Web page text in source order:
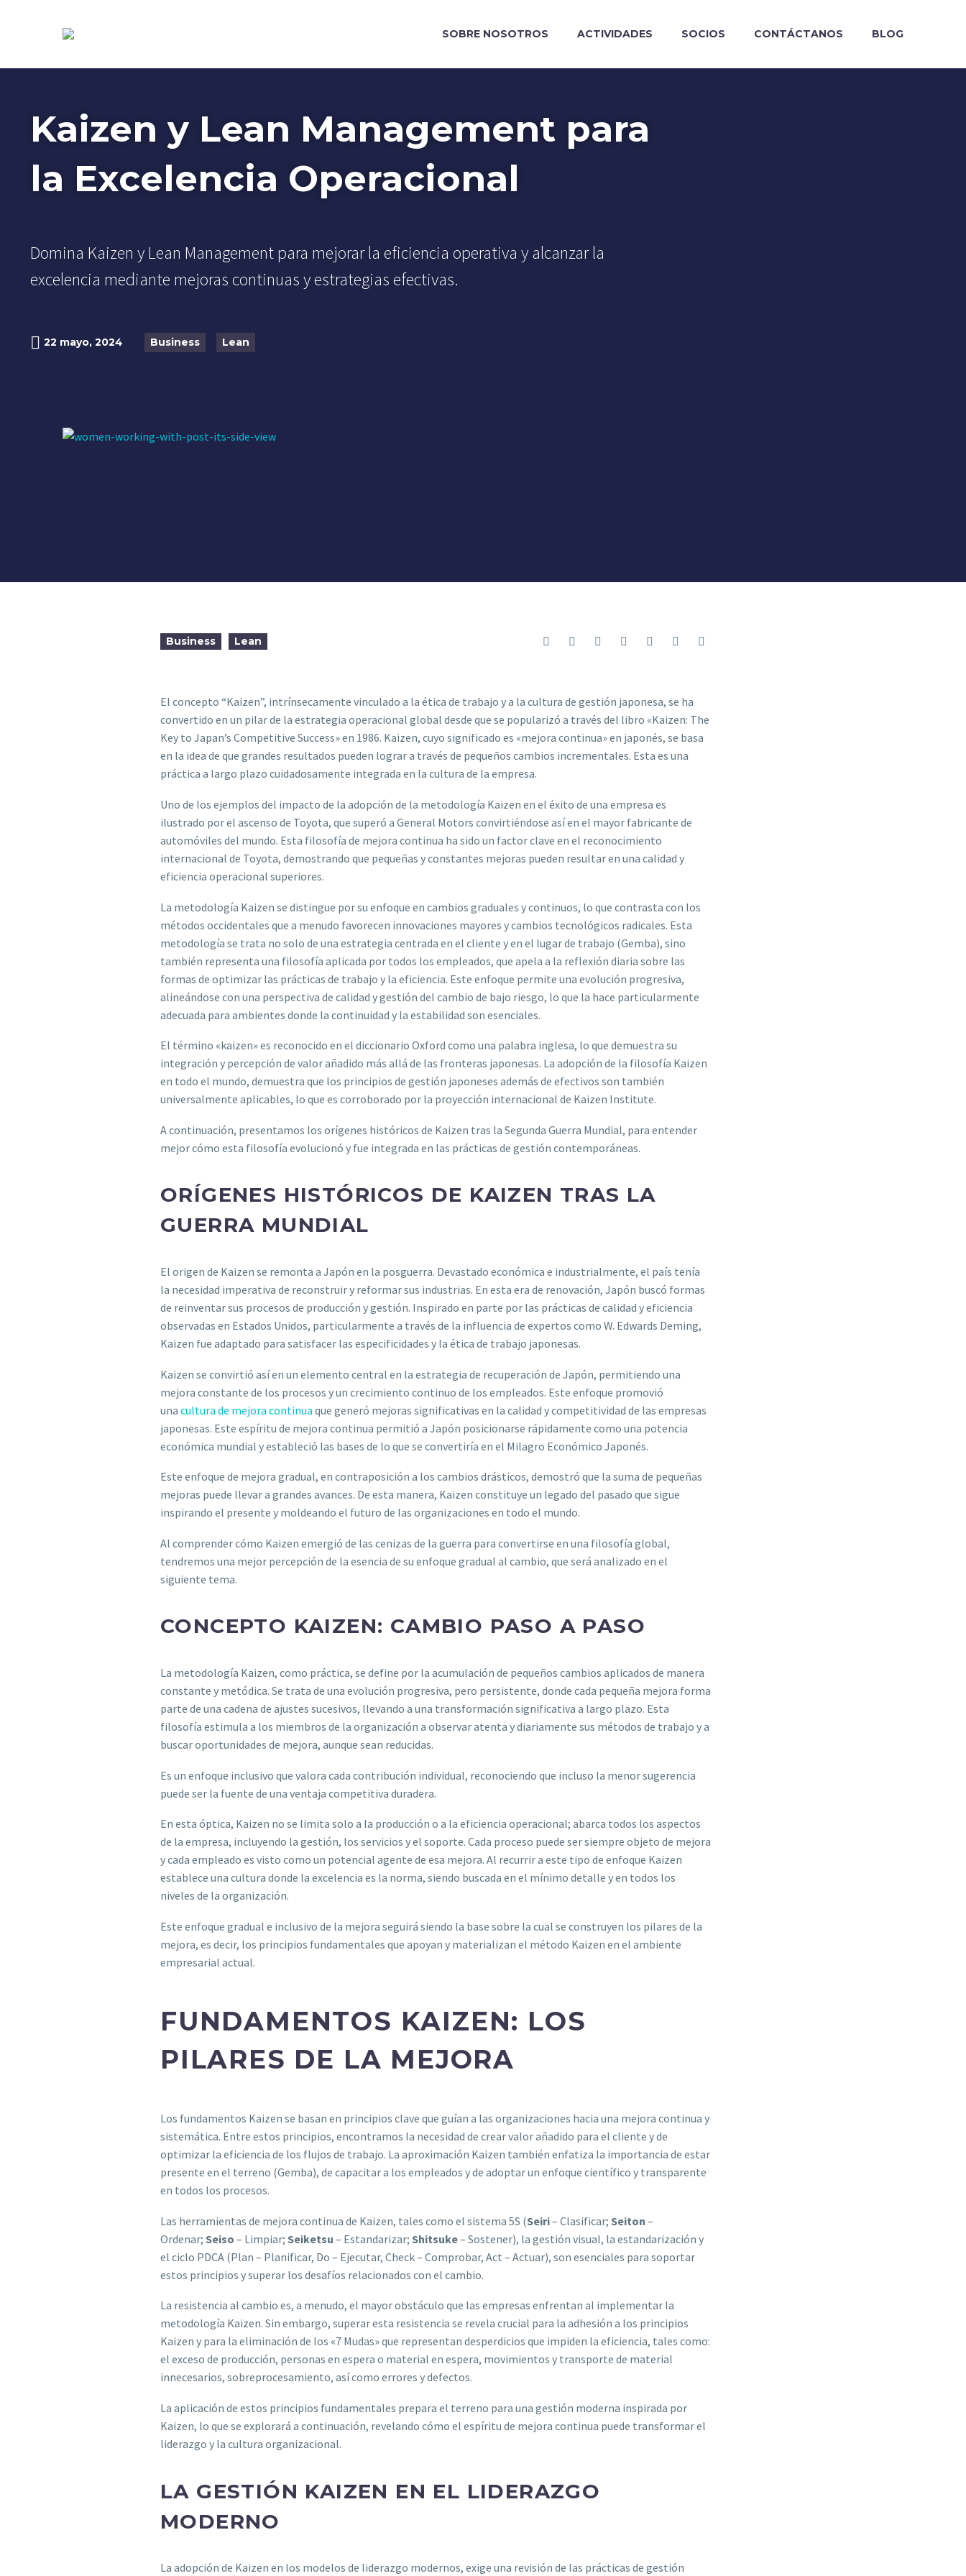
SOBRE NOSOTROS ACTIVIDADES SOCIOS CONTÁCTANOS BLOG
Kaizen y Lean Management para
la Excelencia Operacional
Domina Kaizen y Lean Management para mejorar la eficiencia operativa y alcanzar la
excelencia mediante mejoras continuas y estrategias efectivas.
22 mayo, 2024 Business Lean
Business Lean
El concepto “Kaizen”, intrínsecamente vinculado a la ética de trabajo y a la cultura de gestión japonesa, se ha
convertido en un pilar de la estrategia operacional global desde que se popularizó a través del libro «Kaizen: The
Key to Japan’s Competitive Success» en 1986. Kaizen, cuyo significado es «mejora continua» en japonés, se basa
en la idea de que grandes resultados pueden lograr a través de pequeños cambios incrementales. Esta es una
práctica a largo plazo cuidadosamente integrada en la cultura de la empresa.
Uno de los ejemplos del impacto de la adopción de la metodología Kaizen en el éxito de una empresa es
ilustrado por el ascenso de Toyota, que superó a General Motors convirtiéndose así en el mayor fabricante de
automóviles del mundo. Esta filosofía de mejora continua ha sido un factor clave en el reconocimiento
internacional de Toyota, demostrando que pequeñas y constantes mejoras pueden resultar en una calidad y
eficiencia operacional superiores.
La metodología Kaizen se distingue por su enfoque en cambios graduales y continuos, lo que contrasta con los
métodos occidentales que a menudo favorecen innovaciones mayores y cambios tecnológicos radicales. Esta
metodología se trata no solo de una estrategia centrada en el cliente y en el lugar de trabajo (Gemba), sino
también representa una filosofía aplicada por todos los empleados, que apela a la reflexión diaria sobre las
formas de optimizar las prácticas de trabajo y la eficiencia. Este enfoque permite una evolución progresiva,
alineándose con una perspectiva de calidad y gestión del cambio de bajo riesgo, lo que la hace particularmente
adecuada para ambientes donde la continuidad y la estabilidad son esenciales.
El término «kaizen» es reconocido en el diccionario Oxford como una palabra inglesa, lo que demuestra su
integración y percepción de valor añadido más allá de las fronteras japonesas. La adopción de la filosofía Kaizen
en todo el mundo, demuestra que los principios de gestión japoneses además de efectivos son también
universalmente aplicables, lo que es corroborado por la proyección internacional de Kaizen Institute.
A continuación, presentamos los orígenes históricos de Kaizen tras la Segunda Guerra Mundial, para entender
mejor cómo esta filosofía evolucionó y fue integrada en las prácticas de gestión contemporáneas.
ORÍGENES HISTÓRICOS DE KAIZEN TRAS LA
GUERRA MUNDIAL
El origen de Kaizen se remonta a Japón en la posguerra. Devastado económica e industrialmente, el país tenía
la necesidad imperativa de reconstruir y reformar sus industrias. En esta era de renovación, Japón buscó formas
de reinventar sus procesos de producción y gestión. Inspirado en parte por las prácticas de calidad y eficiencia
observadas en Estados Unidos, particularmente a través de la influencia de expertos como W. Edwards Deming,
Kaizen fue adaptado para satisfacer las especificidades y la ética de trabajo japonesas.
Kaizen se convirtió así en un elemento central en la estrategia de recuperación de Japón, permitiendo una
mejora constante de los procesos y un crecimiento continuo de los empleados. Este enfoque promovió
una cultura de mejora continua que generó mejoras significativas en la calidad y competitividad de las empresas
japonesas. Este espíritu de mejora continua permitió a Japón posicionarse rápidamente como una potencia
económica mundial y estableció las bases de lo que se convertiría en el Milagro Económico Japonés.
Este enfoque de mejora gradual, en contraposición a los cambios drásticos, demostró que la suma de pequeñas
mejoras puede llevar a grandes avances. De esta manera, Kaizen constituye un legado del pasado que sigue
inspirando el presente y moldeando el futuro de las organizaciones en todo el mundo.
Al comprender cómo Kaizen emergió de las cenizas de la guerra para convertirse en una filosofía global,
tendremos una mejor percepción de la esencia de su enfoque gradual al cambio, que será analizado en el
siguiente tema.
CONCEPTO KAIZEN: CAMBIO PASO A PASO
La metodología Kaizen, como práctica, se define por la acumulación de pequeños cambios aplicados de manera
constante y metódica. Se trata de una evolución progresiva, pero persistente, donde cada pequeña mejora forma
parte de una cadena de ajustes sucesivos, llevando a una transformación significativa a largo plazo. Esta
filosofía estimula a los miembros de la organización a observar atenta y diariamente sus métodos de trabajo y a
buscar oportunidades de mejora, aunque sean reducidas.
Es un enfoque inclusivo que valora cada contribución individual, reconociendo que incluso la menor sugerencia
puede ser la fuente de una ventaja competitiva duradera.
En esta óptica, Kaizen no se limita solo a la producción o a la eficiencia operacional; abarca todos los aspectos
de la empresa, incluyendo la gestión, los servicios y el soporte. Cada proceso puede ser siempre objeto de mejora
y cada empleado es visto como un potencial agente de esa mejora. Al recurrir a este tipo de enfoque Kaizen
establece una cultura donde la excelencia es la norma, siendo buscada en el mínimo detalle y en todos los
niveles de la organización.
Este enfoque gradual e inclusivo de la mejora seguirá siendo la base sobre la cual se construyen los pilares de la
mejora, es decir, los principios fundamentales que apoyan y materializan el método Kaizen en el ambiente
empresarial actual.
FUNDAMENTOS KAIZEN: LOS
PILARES DE LA MEJORA
Los fundamentos Kaizen se basan en principios clave que guían a las organizaciones hacia una mejora continua y
sistemática. Entre estos principios, encontramos la necesidad de crear valor añadido para el cliente y de
optimizar la eficiencia de los flujos de trabajo. La aproximación Kaizen también enfatiza la importancia de estar
presente en el terreno (Gemba), de capacitar a los empleados y de adoptar un enfoque científico y transparente
en todos los procesos.
Las herramientas de mejora continua de Kaizen, tales como el sistema 5S (Seiri– Clasificar; Seiton –
Ordenar; Seiso – Limpiar; Seiketsu – Estandarizar; Shitsuke– Sostener), la gestión visual, la estandarización y
el ciclo PDCA (Plan – Planificar, Do – Ejecutar, Check – Comprobar, Act – Actuar), son esenciales para soportar
estos principios y superar los desafíos relacionados con el cambio.
La resistencia al cambio es, a menudo, el mayor obstáculo que las empresas enfrentan al implementar la
metodología Kaizen. Sin embargo, superar esta resistencia se revela crucial para la adhesión a los principios
Kaizen y para la eliminación de los «7 Mudas» que representan desperdicios que impiden la eficiencia, tales como:
el exceso de producción, personas en espera o material en espera, movimientos y transporte de material
innecesarios, sobreprocesamiento, así como errores y defectos.
La aplicación de estos principios fundamentales prepara el terreno para una gestión moderna inspirada por
Kaizen, lo que se explorará a continuación, revelando cómo el espíritu de mejora continua puede transformar el
liderazgo y la cultura organizacional.
LA GESTIÓN KAIZEN EN EL LIDERAZGO
MODERNO
La adopción de Kaizen en los modelos de liderazgo modernos, exige una revisión de las prácticas de gestión